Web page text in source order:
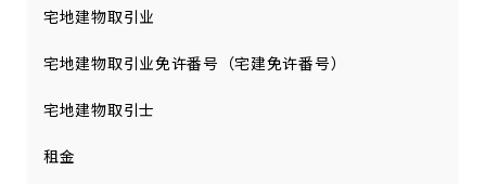
宅地建物取引业
宅地建物取引业免许番号（宅建免许番号）
宅地建物取引士
租金